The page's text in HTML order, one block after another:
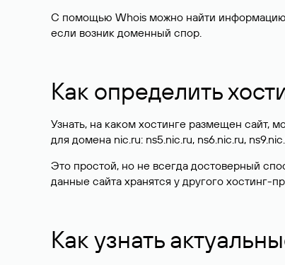
С помощью Whois можно найти информацию
если возник доменный спор.
Как определить
Узнать, на каком хостинге размещен сайт,
для домена nic.ru: ns5.nic.ru, ns6.nic.ru,
Это простой, но не всегда достоверный
данные сайта хранятся у другого хостинг-
Как узнать